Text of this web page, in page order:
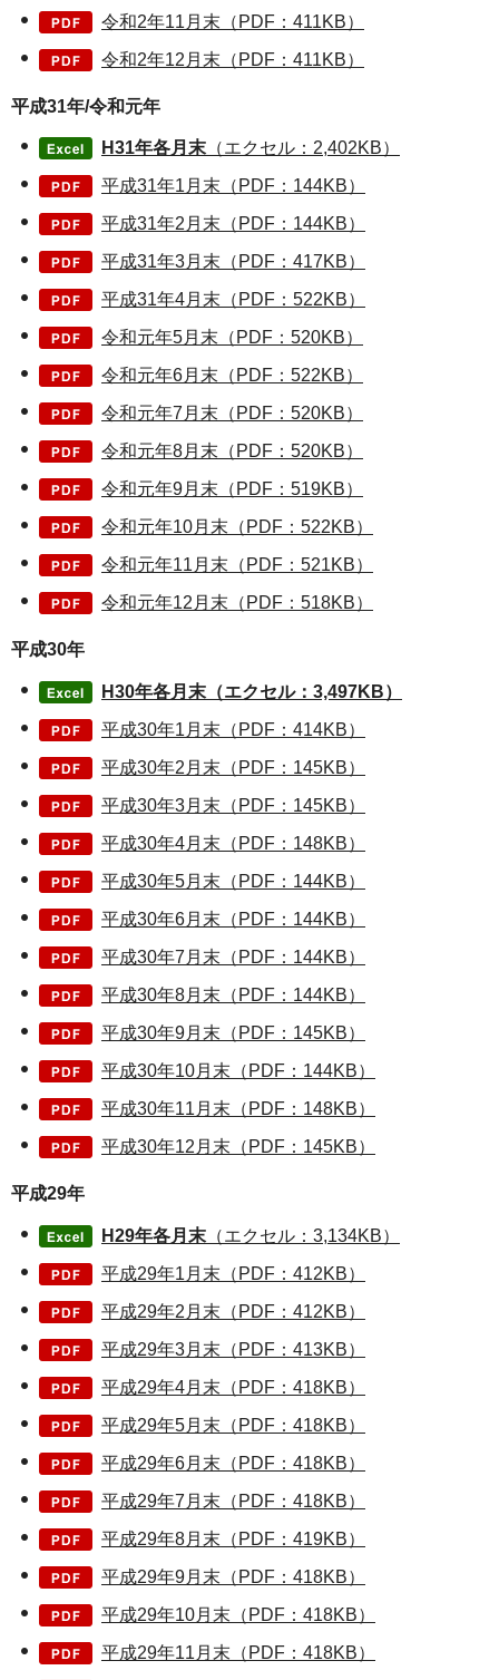
令和2年11月末（PDF：411KB）
令和2年12月末（PDF：411KB）
平成31年/令和元年
H31年各月末（エクセル：2,402KB）
平成31年1月末（PDF：144KB）
平成31年2月末（PDF：144KB）
平成31年3月末（PDF：417KB）
平成31年4月末（PDF：522KB）
令和元年5月末（PDF：520KB）
令和元年6月末（PDF：522KB）
令和元年7月末（PDF：520KB）
令和元年8月末（PDF：520KB）
令和元年9月末（PDF：519KB）
令和元年10月末（PDF：522KB）
令和元年11月末（PDF：521KB）
令和元年12月末（PDF：518KB）
平成30年
H30年各月末（エクセル：3,497KB）
平成30年1月末（PDF：414KB）
平成30年2月末（PDF：145KB）
平成30年3月末（PDF：145KB）
平成30年4月末（PDF：148KB）
平成30年5月末（PDF：144KB）
平成30年6月末（PDF：144KB）
平成30年7月末（PDF：144KB）
平成30年8月末（PDF：144KB）
平成30年9月末（PDF：145KB）
平成30年10月末（PDF：144KB）
平成30年11月末（PDF：148KB）
平成30年12月末（PDF：145KB）
平成29年
H29年各月末 （エクセル：3,134KB）
平成29年1月末（PDF：412KB）
平成29年2月末（PDF：412KB）
平成29年3月末（PDF：413KB）
平成29年4月末（PDF：418KB）
平成29年5月末（PDF：418KB）
平成29年6月末（PDF：418KB）
平成29年7月末（PDF：418KB）
平成29年8月末（PDF：419KB）
平成29年9月末（PDF：418KB）
平成29年10月末（PDF：418KB）
平成29年11月末（PDF：418KB）